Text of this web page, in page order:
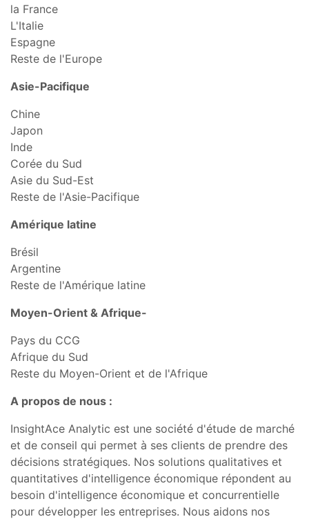
la France
L'Italie
Espagne
Reste de l'Europe
Asie-Pacifique
Chine
Japon
Inde
Corée du Sud
Asie du Sud-Est
Reste de l'Asie-Pacifique
Amérique latine
Brésil
Argentine
Reste de l'Amérique latine
Moyen-Orient & Afrique-
Pays du CCG
Afrique du Sud
Reste du Moyen-Orient et de l'Afrique
A propos de nous :
InsightAce Analytic est une société d'étude de marché
et de conseil qui permet à ses clients de prendre des
décisions stratégiques. Nos solutions qualitatives et
quantitatives d'intelligence économique répondent au
besoin d'intelligence économique et concurrentielle
pour développer les entreprises. Nous aidons nos